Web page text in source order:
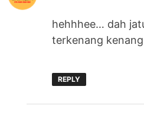
hehhhee… dah
terkenang
REPLY